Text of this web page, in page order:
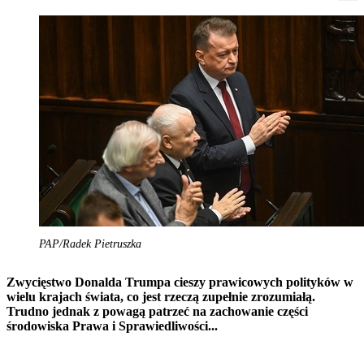
PAP/Radek Pietruszka
Zwycięstwo Donalda Trumpa cieszy prawicowych polityków w
wielu krajach świata, co jest rzeczą zupełnie zrozumiałą.
Trudno jednak z powagą patrzeć na zachowanie części
środowiska Prawa i Sprawiedliwości...